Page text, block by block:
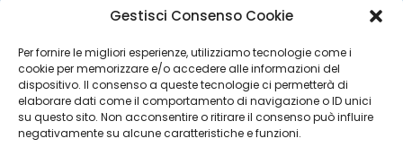
Gestisci Consenso Cookie
Per fornire le migliori esperienze, utilizziamo tecnologie come i
cookie per memorizzare e/o accedere alle informazioni del
dispositivo. Il consenso a queste tecnologie ci permetterà di
elaborare dati come il comportamento di navigazione o ID unici
su questo sito. Non acconsentire o ritirare il consenso può influire
negativamente su alcune caratteristiche e funzioni.
Facebook
Twitter